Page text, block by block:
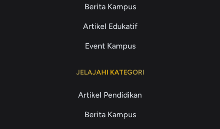
Berita Kampus
Artikel Edukatif
Event Kampus
JELAJAHI KATEGORI
Artikel Pendidikan
Berita Kampus